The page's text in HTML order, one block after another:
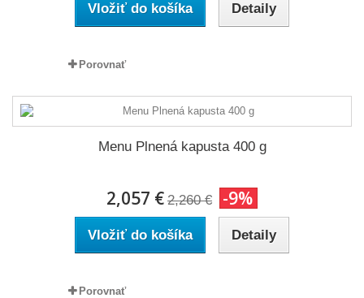
Vložiť do košíka Detaily
Porovnať
Menu Plnená kapusta 400 g
2,057 € 2,260 € -9%
Vložiť do košíka Detaily
Porovnať